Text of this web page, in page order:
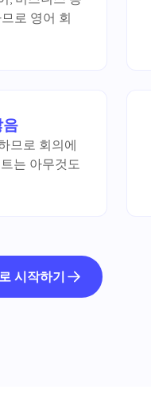
로 영어 회
므로 회의에
는 아무것도
시작하기